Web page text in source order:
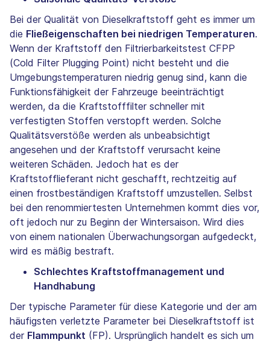
Bei der Qualität von Dieselkraftstoff geht es immer um
die Fließeigenschaften bei niedrigen Temperaturen.
Wenn der Kraftstoff den Filtrierbarkeitstest CFPP
(Cold Filter Plugging Point) nicht besteht und die
Umgebungstemperaturen niedrig genug sind, kann die
Funktionsfähigkeit der Fahrzeuge beeinträchtigt
werden, da die Kraftstofffilter schneller mit
verfestigten Stoffen verstopft werden. Solche
Qualitätsverstöße werden als unbeabsichtigt
angesehen und der Kraftstoff verursacht keine
weiteren Schäden. Jedoch hat es der
Kraftstofflieferant nicht geschafft, rechtzeitig auf
einen frostbeständigen Kraftstoff umzustellen. Selbst
bei den renommiertesten Unternehmen kommt dies vor,
oft jedoch nur zu Beginn der Wintersaison. Wird dies
von einem nationalen Überwachungsorgan aufgedeckt,
wird es mäßig bestraft.
Schlechtes Kraftstoffmanagement und
Handhabung
Der typische Parameter für diese Kategorie und der am
häufigsten verletzte Parameter bei Dieselkraftstoff ist
der Flammpunkt (FP). Ursprünglich handelt es sich um